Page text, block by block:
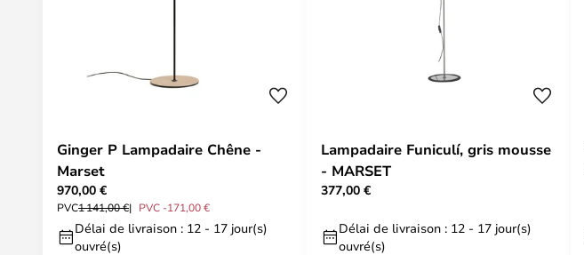
Ginger P Lampadaire Chêne -
Marset
970,00 €
PVC1 141,00 € PVC -171,00 €
Délai de livraison : 12 - 17 jour(s)
ouvré(s)
Lampadaire Funiculí, gris mousse
- MARSET
377,00 €
Délai de livraison : 12 - 17 jour(s)
ouvré(s)